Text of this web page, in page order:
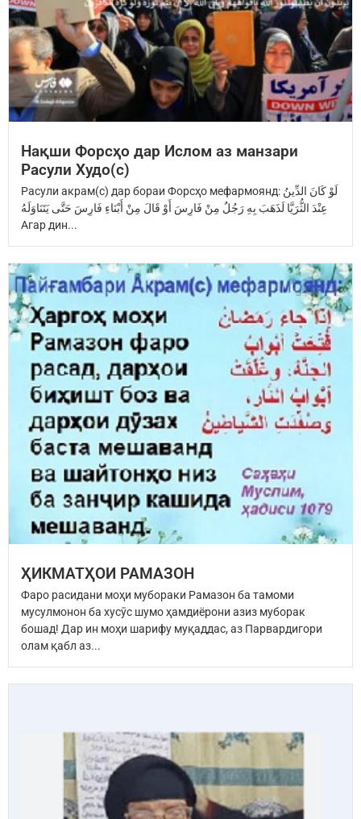
Нақши Форсҳо дар Ислом аз манзари
Расули Худо(с)
Расули акрам(с) дар бораи Форсҳо мефармоянд: ‏لَوْ كَانَ الدِّينُ
عِنْدَ ‏الثُّرَيَّا‏ ‏لَذَهَبَ بِهِ رَجُلٌ مِنْ فَارِسَ ‏أَوْ قَالَ مِنْ أَبْنَاءِ فَارِسَ ‏حَتَّى يَتَنَاوَلَهُ
Агар дин...
ҲИКМАТҲОИ РАМАЗОН
Фаро расидани моҳи мубораки Рамазон ба тамоми
мусулмонон ба хусӯс шумо ҳамдиёрони азиз муборак
бошад! Дар ин моҳи шарифу муқаддас, аз Парвардигори
олам қабл аз...